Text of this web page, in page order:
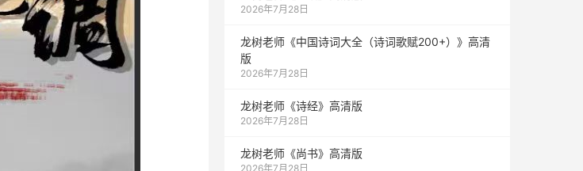
2026年7月28日
龙树老师《中国诗词大全（诗词歌赋200+）》高清
版
2026年7月28日
龙树老师《诗经》高清版
2026年7月28日
龙树老师《尚书》高清版
2026年7月28日